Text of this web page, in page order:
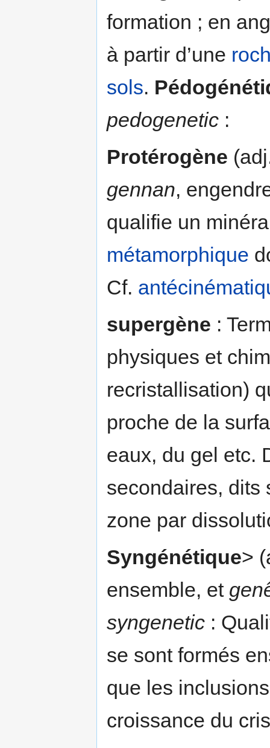
formation ; en
à partir d’une
sols.
pedogenetic :
Protérogène
gennan,
qualifie un
métamorphique
Cf.
supergène :
physiques et
recristallisation)
proche de la
eaux, du gel etc.
secondaires, dits
zone par
Syngénétique>
ensemble, et
syngenetic :
se sont formés
que les
croissance du